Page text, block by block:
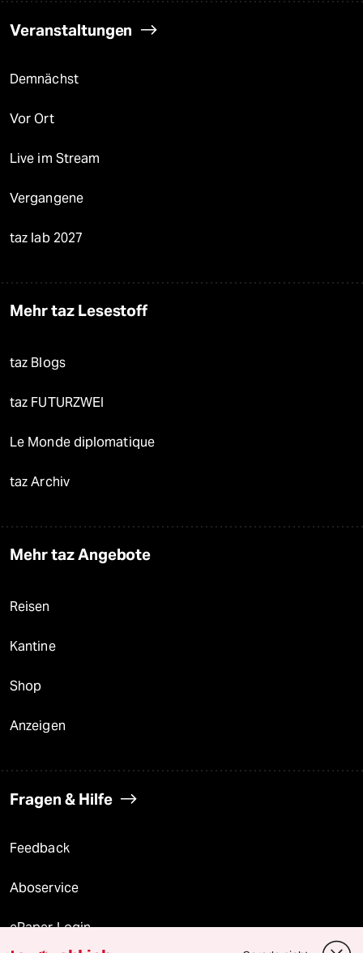
Veranstaltungen
Demnächst
Vor Ort
Live im Stream
Vergangene
taz lab 2027
Mehr taz Lesestoff
taz Blogs
taz FUTURZWEI
Le Monde diplomatique
taz Archiv
Mehr taz Angebote
Reisen
Kantine
Shop
Anzeigen
Fragen & Hilfe
Feedback
Aboservice
ePaper Login